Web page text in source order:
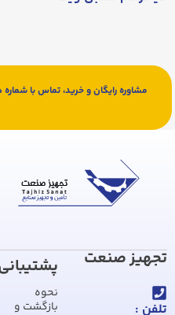
مشاوره رایگان و خرید، تماس با
تجهیز صنعت
تلفن :
نحوه
بازگشت و